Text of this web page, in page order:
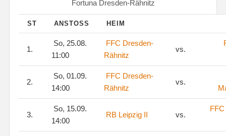
Fortuna Dresden-Rähnitz
ST ANSTOSS HEIM
1.
So, 25.08.
11:00
FFC Dresden-
Rähnitz
vs.
2.
So, 01.09.
14:00
FFC Dresden-
Rähnitz
vs.
3.
So, 15.09.
14:00
RB Leipzig II vs.